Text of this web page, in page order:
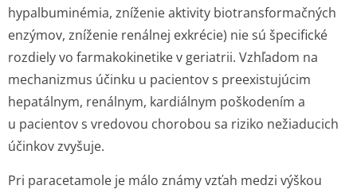
hypalbuminémia, zníženie aktivity biotransformačných
enzýmov, zníženie renálnej exkrécie) nie sú špecifické
rozdiely vo farmakokinetike v geriatrii. Vzhľadom na
mechanizmus účinku u pacientov s preexistujúcim
hepatálnym, renálnym, kardiálnym poškodením a
u pacientov s vredovou chorobou sa riziko nežiaducich
účinkov zvyšuje.
Pri paracetamole je málo známy vzťah medzi výškou